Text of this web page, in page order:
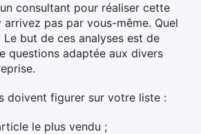
consultant pour réaliser cette
arrivez pas par vous-même. Quel
Le but de ces analyses est de
questions adaptée aux divers
doivent figurer sur votre liste :
le plus vendu ;